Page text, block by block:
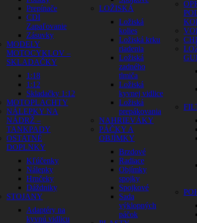
Prepínače
CDI
Zapaľovanie
Zásuvky
MODELY
MOTOCYKLOV –
SKLADAČKY
1:18
1:12
Skladačky 1:12
MOTOPLACHTY
NÁLEPKY NA
NÁDRŽ –
TANKPADY
OSTATNÉ
DOPLNKY
Kľúčenky
Nálepky
Hrnčeky
Dáždniky
STOJANY
Adaptéry na
kyvnú vidlicu
LOŽISKÁ
Ložiská
kolies
Ložiská krku
riadenia
Ložiská
zadného
tlmiča
Ložiská
kyvnej vidlice
Ložiská
prepákovania
NAHRIEVÁKY
PÁČKY A
OBJÍMKY
Brzdové
Radiace
Objímky
spojky
Spojkové
Sada
výklopných
páčok